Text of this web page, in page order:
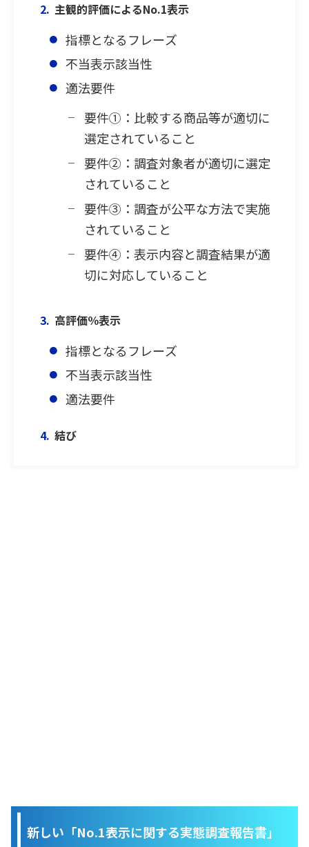
主観的評価によるNo.1表示
指標となるフレーズ
不当表示該当性
適法要件
要件①：比較する商品等が適切に
選定されていること
要件②：調査対象者が適切に選定
されていること
要件③：調査が公平な方法で実施
されていること
要件④：表示内容と調査結果が適
切に対応していること
高評価％表示
指標となるフレーズ
不当表示該当性
適法要件
結び
新しい「No.1表示に関する実態調査報告書」